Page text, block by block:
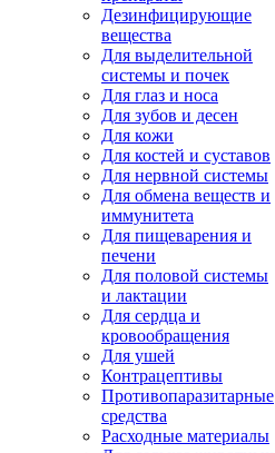
Дезинфицирующие
вещества
Для выделительной
системы и почек
Для глаз и носа
Для зубов и десен
Для кожи
Для костей и суставов
Для нервной системы
Для обмена веществ и
иммунитета
Для пищеварения и
печени
Для половой системы
и лактации
Для сердца и
кровообращения
Для ушей
Контрацептивы
Противопаразитарные
средства
Расходные материалы